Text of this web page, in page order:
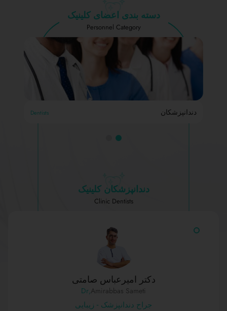
دسته بندی اعضای کلینیک
Personnel Category
دندانپزشکان Dentists
دندانپزشکان کلینیک
Clinic Dentists
دکتر امیرعباس صامتی
Amirabbas Sameti
,Dr
جراح دندانپزشک - زیبایی